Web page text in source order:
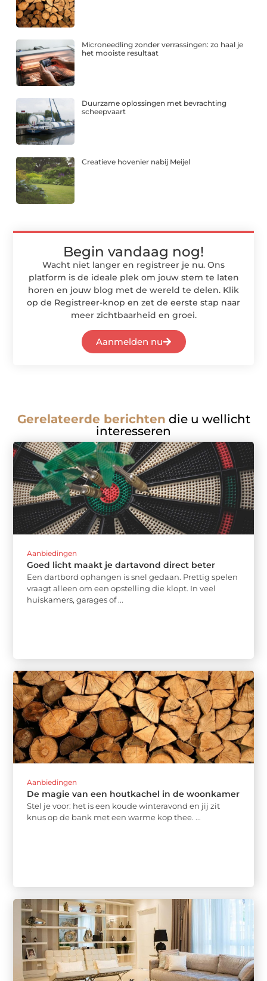
Microneedling zonder verrassingen: zo haal je
het mooiste resultaat
Duurzame oplossingen met bevrachting
scheepvaart
Creatieve hovenier nabij Meijel
Begin vandaag nog!
Wacht niet langer en registreer je nu. Ons
platform is de ideale plek om jouw stem te laten
horen en jouw blog met de wereld te delen. Klik
op de Registreer-knop en zet de eerste stap naar
meer zichtbaarheid en groei.
Aanmelden nu
Gerelateerde berichten die u wellicht
interesseren
Aanbiedingen
Goed licht maakt je dartavond direct beter
Een dartbord ophangen is snel gedaan. Prettig spelen
vraagt alleen om een opstelling die klopt. In veel
huiskamers, garages of ...
Aanbiedingen
De magie van een houtkachel in de woonkamer
Stel je voor: het is een koude winteravond en jij zit
knus op de bank met een warme kop thee. ...